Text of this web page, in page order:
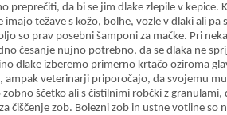
preprečiti, da bi se jim dlake zlepile v kepice.
težave s kožo, bolhe, vozle v dlaki ali pa
so prav posebni šamponi za mačke. Pri
česanje nujno potrebno, da se dlaka ne
dlake izberemo primerno krtačo oziroma
ampak veterinarji priporočajo, da svojemu
ščetko ali s čistilnimi robčki z granulami,
čiščenje zob. Bolezni zob in ustne votline so